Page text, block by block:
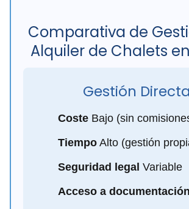
Comparativa de
Alquiler de Chalets
Gestión Directa
Coste Bajo (sin
Tiempo Alto (gestión
Seguridad legal Variable
Acceso a documentación